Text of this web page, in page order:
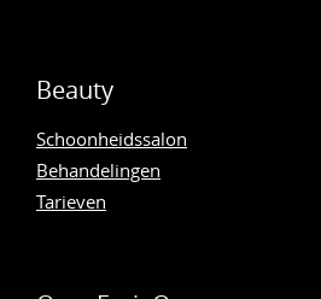
Beauty
Schoonheidssalon
Behandelingen
Tarieven